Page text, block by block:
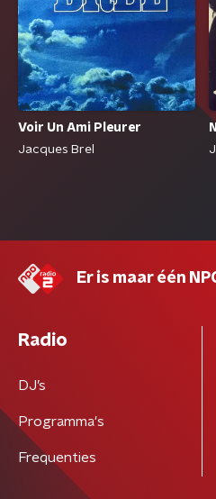
Voir Un Ami Pleurer
Jacques Brel
Er is maar één
Radio
DJ’s
Programma's
Frequenties